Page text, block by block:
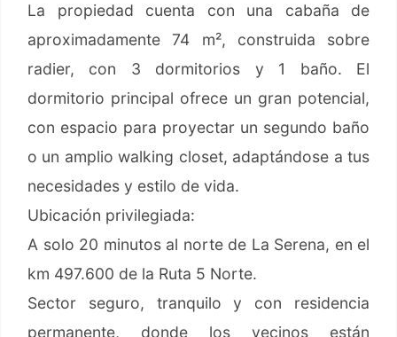
La propiedad cuenta con una cabaña de
aproximadamente 74 m², construida sobre
radier, con 3 dormitorios y 1 baño. El
dormitorio principal ofrece un gran potencial,
con espacio para proyectar un segundo baño
o un amplio walking closet, adaptándose a tus
necesidades y estilo de vida.
Ubicación privilegiada:
A solo 20 minutos al norte de La Serena, en el
km 497.600 de la Ruta 5 Norte.
Sector seguro, tranquilo y con residencia
permanente, donde los vecinos están